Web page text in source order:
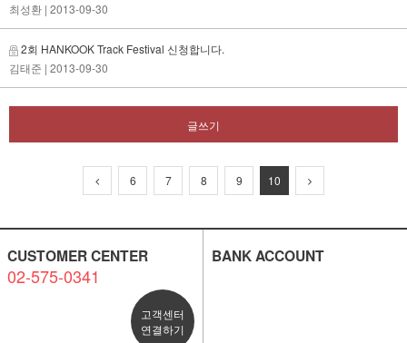
최성환 | 2013-09-30
2회 HANKOOK Track Festival 신청합니다.
김태준 | 2013-09-30
글쓰기
6 7 8 9 10
CUSTOMER CENTER
02-575-0341
고객센터
연결하기
BANK ACCOUNT